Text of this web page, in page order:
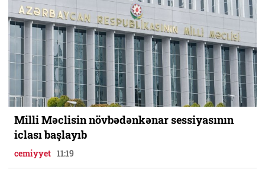
Milli Məclisin növbədənkənar sessiyasının
iclası başlayıb
cemiyyet 11:19